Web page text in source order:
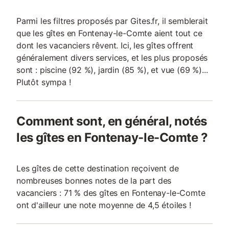
Parmi les filtres proposés par Gites.fr, il semblerait
que les gîtes en Fontenay-le-Comte aient tout ce
dont les vacanciers rêvent. Ici, les gîtes offrent
généralement divers services, et les plus proposés
sont : piscine (92 %), jardin (85 %), et vue (69 %)...
Plutôt sympa !
Comment sont, en général, notés
les gîtes en Fontenay-le-Comte ?
Les gîtes de cette destination reçoivent de
nombreuses bonnes notes de la part des
vacanciers : 71 % des gîtes en Fontenay-le-Comte
ont d'ailleur une note moyenne de 4,5 étoiles !